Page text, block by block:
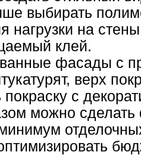
выбирать
нагрузки на
клей.
фасады с
верх
покраску с
можно